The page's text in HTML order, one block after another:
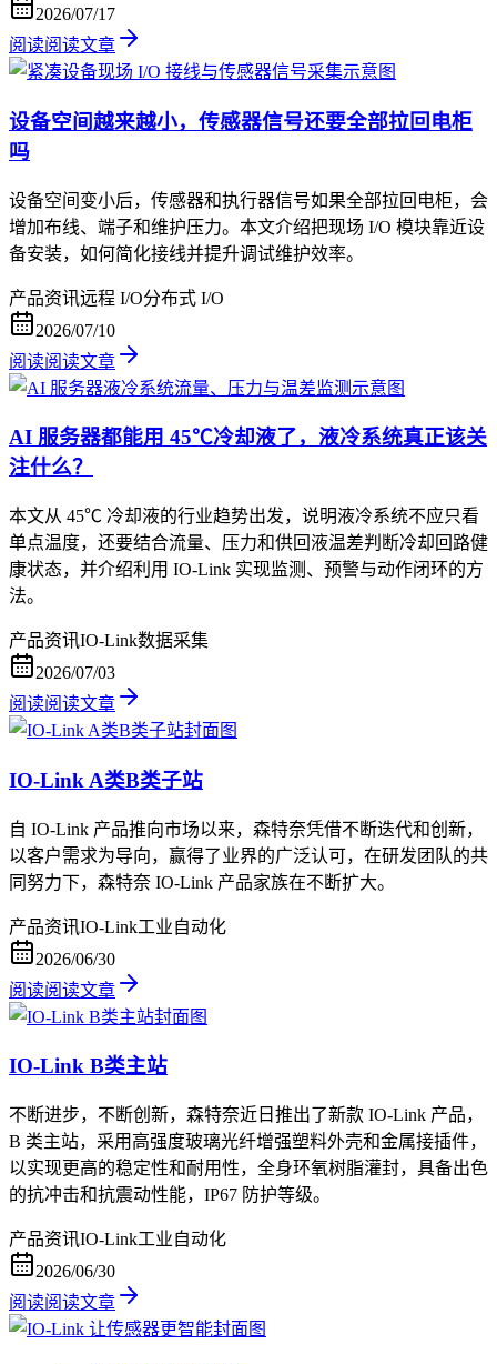
2026/07/17
阅读阅读文章
设备空间越来越小，传感器信号还要全部拉回电柜
吗
设备空间变小后，传感器和执行器信号如果全部拉回电柜，会
增加布线、端子和维护压力。本文介绍把现场 I/O 模块靠近设
备安装，如何简化接线并提升调试维护效率。
产品资讯远程 I/O分布式 I/O
2026/07/10
阅读阅读文章
AI 服务器都能用 45℃冷却液了，液冷系统真正该关
注什么？
本文从 45℃ 冷却液的行业趋势出发，说明液冷系统不应只看
单点温度，还要结合流量、压力和供回液温差判断冷却回路健
康状态，并介绍利用 IO-Link 实现监测、预警与动作闭环的方
法。
产品资讯IO-Link数据采集
2026/07/03
阅读阅读文章
IO-Link A类B类子站
自 IO-Link 产品推向市场以来，森特奈凭借不断迭代和创新，
以客户需求为导向，赢得了业界的广泛认可，在研发团队的共
同努力下，森特奈 IO-Link 产品家族在不断扩大。
产品资讯IO-Link工业自动化
2026/06/30
阅读阅读文章
IO-Link B类主站
不断进步，不断创新，森特奈近日推出了新款 IO-Link 产品，
B 类主站，采用高强度玻璃光纤增强塑料外壳和金属接插件，
以实现更高的稳定性和耐用性，全身环氧树脂灌封，具备出色
的抗冲击和抗震动性能，IP67 防护等级。
产品资讯IO-Link工业自动化
2026/06/30
阅读阅读文章